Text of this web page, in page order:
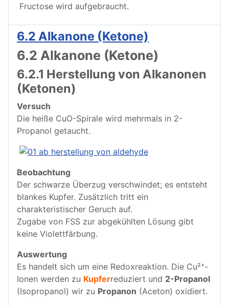
Fructose wird aufgebraucht.
6.2 Alkanone (Ketone)
6.2 Alkanone (Ketone)
6.2.1 Herstellung von Alkanonen
(Ketonen)
Versuch
Die heiße CuO-Spirale wird mehrmals in 2-
Propanol getaucht.
Beobachtung
Der schwarze Überzug verschwindet; es entsteht
blankes Kupfer. Zusätzlich tritt ein
charakteristischer Geruch auf.
Zugabe von FSS zur abgekühlten Lösung gibt
keine Violettfärbung.
Auswertung
Es handelt sich um eine Redoxreaktion. Die Cu²⁺-
Ionen werden zu Kupferreduziert und 2-Propanol
(Isopropanol) wir zu Propanon (Aceton) oxidiert.